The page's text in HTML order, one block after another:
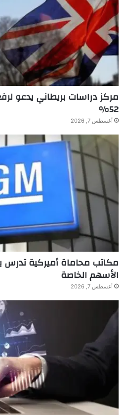
مركز دراسات بريطاني يدعو
52%
أغسطس 7, 2026
مكاتب محاماة أميركية
الأسهم الخاصة
أغسطس 7, 2026